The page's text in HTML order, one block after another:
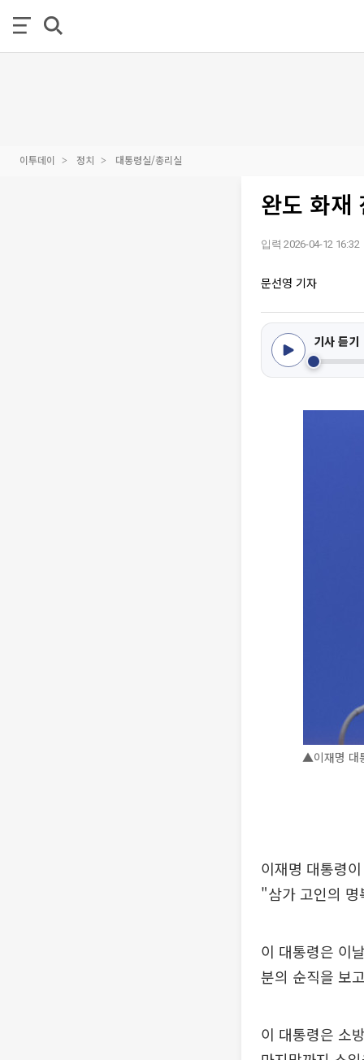
이투데이 정치 대통령실/총리실
완도 화
입력 2026-04-12 16:32
문선영 기자
기사 듣기
▲이재명 대
이재명 대통령
"삼가 고인의
이 대통령은 이
분의 순직을 보
이 대통령은 소